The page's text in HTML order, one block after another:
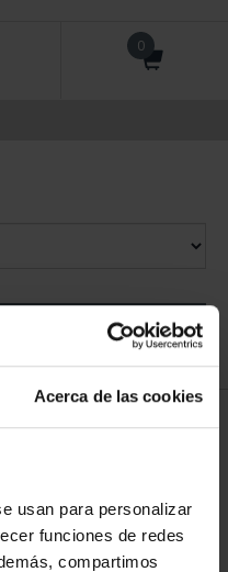
Acerca de las cookies
usan para personalizar
funciones de redes
compartimos
0